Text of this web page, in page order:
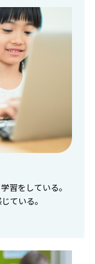
習をしている。
ている。